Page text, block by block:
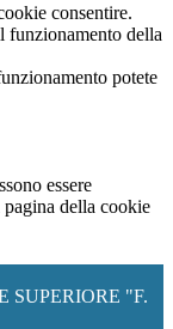
consentire.
funzionamento della
potete
essere
della cookie
SUPERIORE "F.